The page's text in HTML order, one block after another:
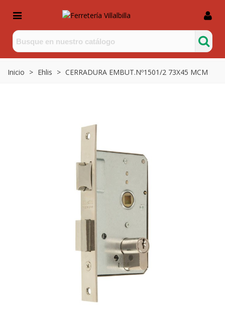
Inicio > Ehlis > CERRADURA EMBUT.Nº1501/2 73X45 MCM